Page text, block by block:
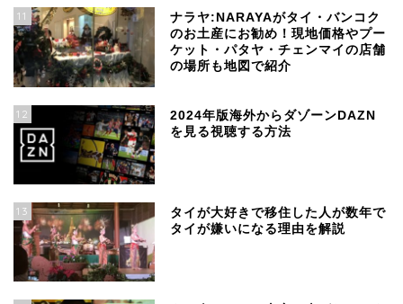
11
ナラヤ:NARAYAがタイ・バンコク
のお土産にお勧め！現地価格やプー
ケット・パタヤ・チェンマイの店舗
の場所も地図で紹介
12
2024年版海外からダゾーンDAZN
を見る視聴する方法
13
タイが大好きで移住した人が数年で
タイが嫌いになる理由を解説